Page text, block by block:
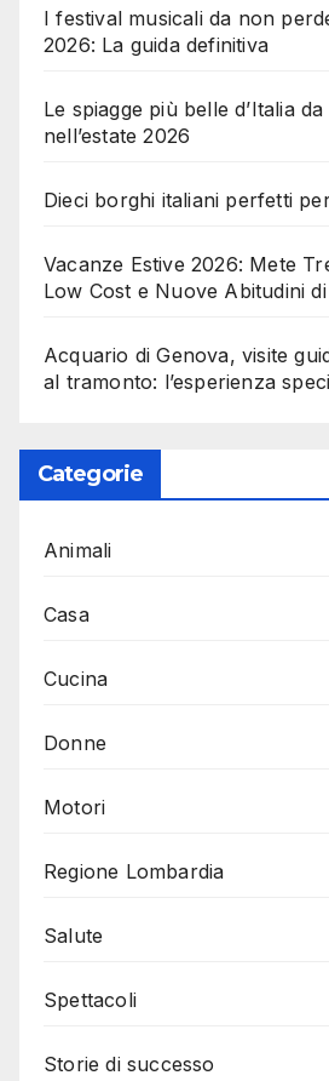
I festival musicali da non
2026: La guida definitiva
Le spiagge più belle d’Italia
nell’estate 2026
Dieci borghi italiani perfetti
Vacanze Estive 2026: Mete
Low Cost e Nuove Abitudini di
Acquario di Genova, visite
al tramonto: l’esperienza
Categorie
Animali
Casa
Cucina
Donne
Motori
Regione Lombardia
Salute
Spettacoli
Storie di successo